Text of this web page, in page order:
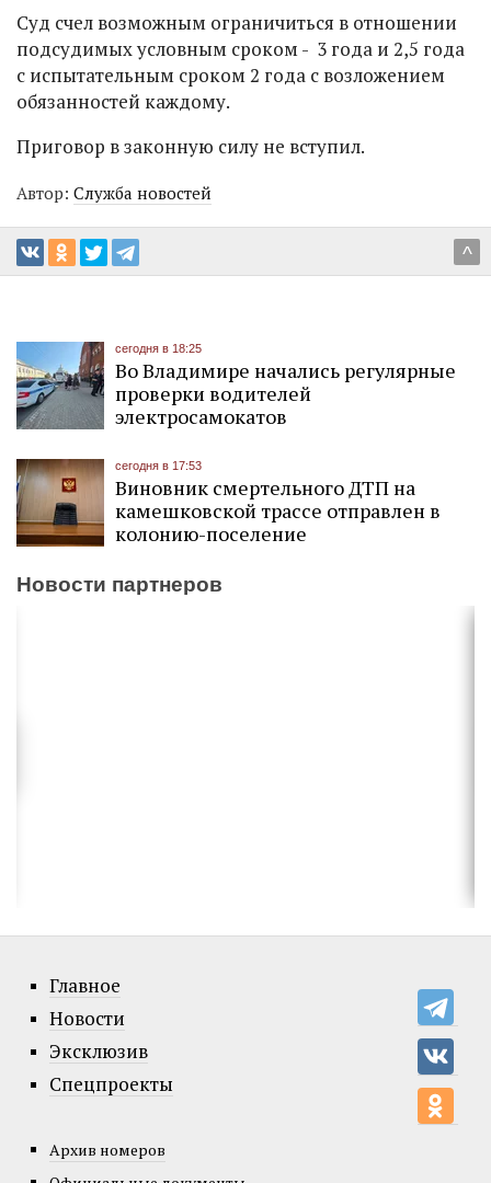
Суд счел возможным ограничиться в отношении
подсудимых условным сроком - 3 года и 2,5 года
с испытательным сроком 2 года с возложением
обязанностей каждому.
Приговор в законную силу не вступил.
Автор: Служба новостей
^
сегодня в 18:25
Во Владимире начались регулярные
проверки водителей
электросамокатов
сегодня в 17:53
Виновник смертельного ДТП на
камешковской трассе отправлен в
колонию-поселение
Новости партнеров
Главное
Новости
Эксклюзив
Спецпроекты
Архив номеров